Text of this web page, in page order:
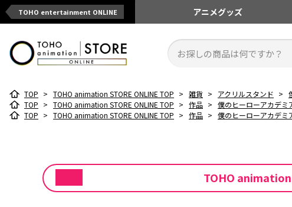
TOHO entertainment ONLINE アニメグッズ
TOP > TOHO animation STORE ONLINE TOP > 雑貨 > アクリルスタンド >
TOP > TOHO animation STORE ONLINE TOP > 作品 > 僕のヒーローアカデミ
TOP > TOHO animation STORE ONLINE TOP > 作品 > 僕のヒーローアカデミ
TOHO animation